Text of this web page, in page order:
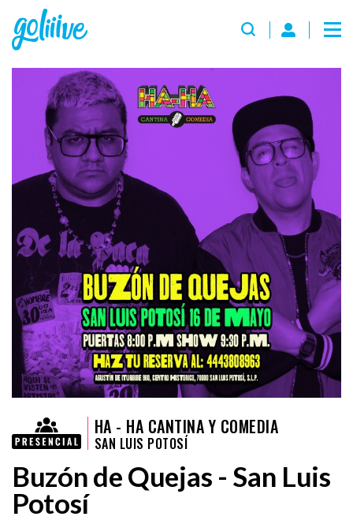
HA - HA CANTINA Y COMEDIA
SAN LUIS POTOSÍ
Buzón de Quejas - San Luis
Potosí